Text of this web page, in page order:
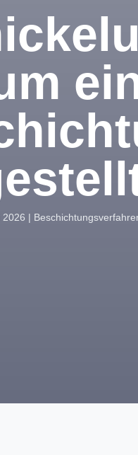
2026 |